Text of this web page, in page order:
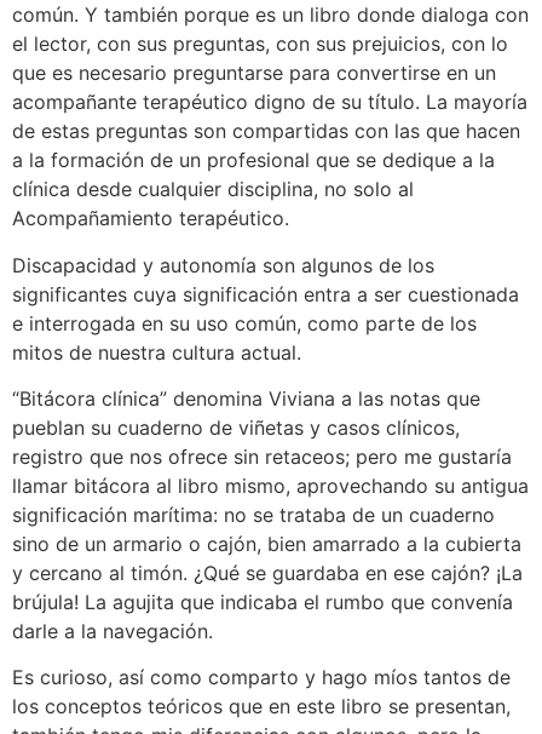
común. Y también porque es un libro donde dialoga con
el lector, con sus preguntas, con sus prejuicios, con lo
que es necesario preguntarse para convertirse en un
acompañante terapéutico digno de su título. La mayoría
de estas preguntas son compartidas con las que hacen
a la formación de un profesional que se dedique a la
clínica desde cualquier disciplina, no solo al
Acompañamiento terapéutico.
Discapacidad y autonomía son algunos de los
significantes cuya significación entra a ser cuestionada
e interrogada en su uso común, como parte de los
mitos de nuestra cultura actual.
“Bitácora clínica” denomina Viviana a las notas que
pueblan su cuaderno de viñetas y casos clínicos,
registro que nos ofrece sin retaceos; pero me gustaría
llamar bitácora al libro mismo, aprovechando su antigua
significación marítima: no se trataba de un cuaderno
sino de un armario o cajón, bien amarrado a la cubierta
y cercano al timón. ¿Qué se guardaba en ese cajón? ¡La
brújula! La agujita que indicaba el rumbo que convenía
darle a la navegación.
Es curioso, así como comparto y hago míos tantos de
los conceptos teóricos que en este libro se presentan,